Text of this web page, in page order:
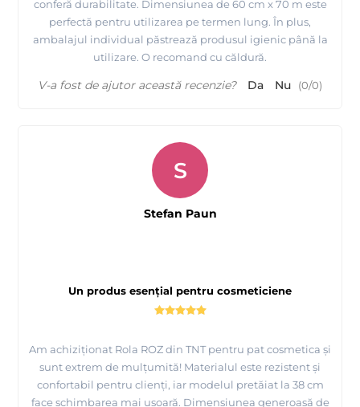
conferă durabilitate. Dimensiunea de 60 cm x 70 m este
perfectă pentru utilizarea pe termen lung. În plus,
ambalajul individual păstrează produsul igienic până la
utilizare. O recomand cu căldură.
V-a fost de ajutor această recenzie? Da Nu (0/0)
Un produs esențial pentru cosmeticiene
Am achiziționat Rola ROZ din TNT pentru pat cosmetica și
sunt extrem de mulțumită! Materialul este rezistent și
confortabil pentru clienți, iar modelul pretăiat la 38 cm
face schimbarea mai ușoară. Dimensiunea generoasă de
S
Stefan Paun